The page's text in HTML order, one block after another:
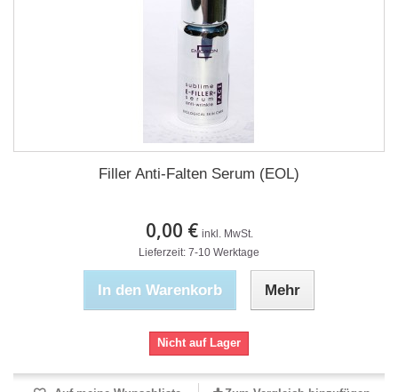
Filler Anti-Falten Serum (EOL)
0,00 € inkl. MwSt.
Lieferzeit: 7-10 Werktage
In den Warenkorb Mehr
Nicht auf Lager